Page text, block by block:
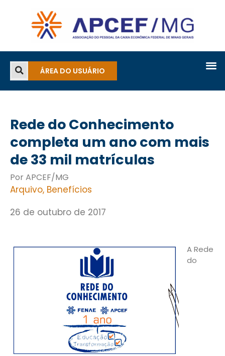
ÁREA DO USUÁRIO
Rede do Conhecimento
completa um ano com mais
de 33 mil matrículas
Por APCEF/MG
Arquivo, Benefícios
26 de outubro de 2017
A Rede
do